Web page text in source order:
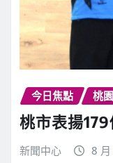
今日焦點 桃
桃市表揚
新聞中心 8